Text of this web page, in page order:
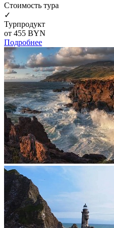
Cтоимость тура
✓
Турпродукт
от 455 BYN
Подробнее